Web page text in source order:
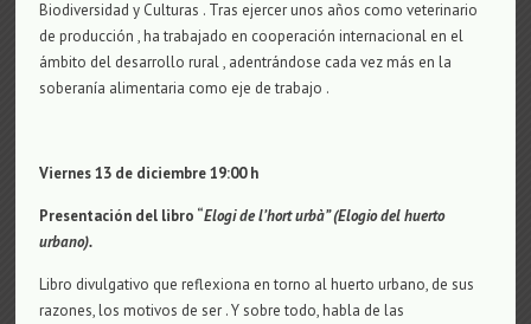
Biodiversidad y Culturas . Tras ejercer unos años como veterinario
de producción , ha trabajado en cooperación internacional en el
ámbito del desarrollo rural , adentrándose cada vez más en la
soberanía alimentaria como eje de trabajo .
Viernes 13 de diciembre 19:00 h
Presentación del libro “Elogi de l’hort urbà” (Elogio del huerto
urbano).
Libro divulgativo que reflexiona en torno al huerto urbano, de sus
razones, los motivos de ser . Y sobre todo, habla de las